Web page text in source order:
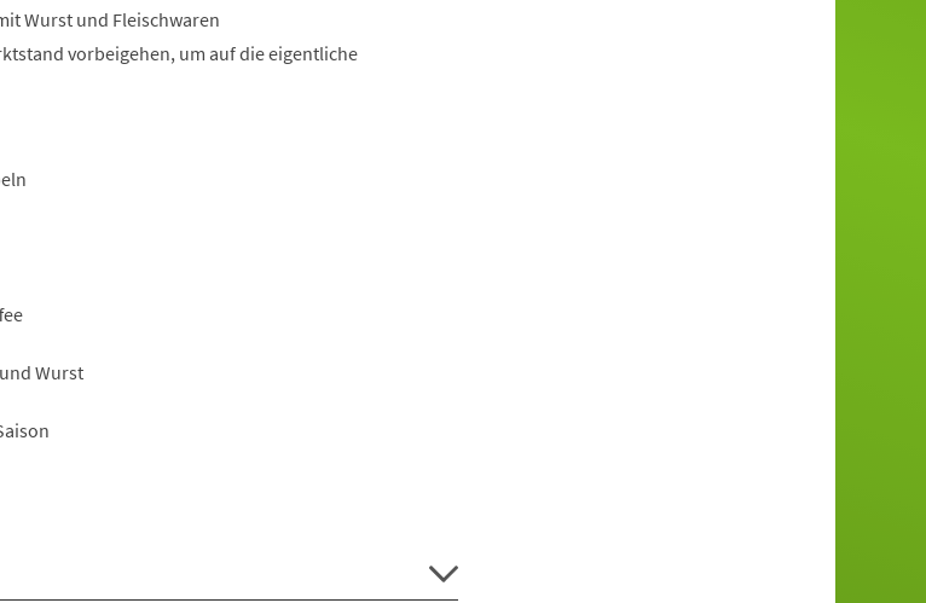
Wurst und Fleischwaren
vorbeigehen, um auf die eigentliche
Wurst